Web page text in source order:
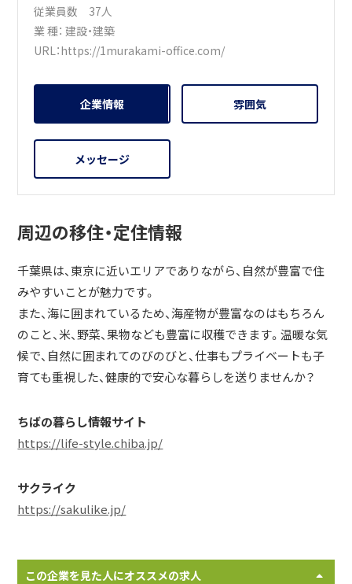
従業員数 37人
業 種：建設・建築
URL：https://1murakami-office.com/
企業情報 雰囲気
メッセージ
周辺の移住・定住情報
千葉県は、東京に近いエリアでありながら、自然が豊富で住
みやすいことが魅力です。
また、海に囲まれているため、海産物が豊富なのはもちろん
のこと、米、野菜、果物なども豊富に収穫できます。温暖な気
候で、自然に囲まれてのびのびと、仕事もプライベートも子
育ても重視した、健康的で安心な暮らしを送りませんか？
ちばの暮らし情報サイト
https://life-style.chiba.jp/
サクライク
https://sakulike.jp/
この企業を見た人にオススメの求人